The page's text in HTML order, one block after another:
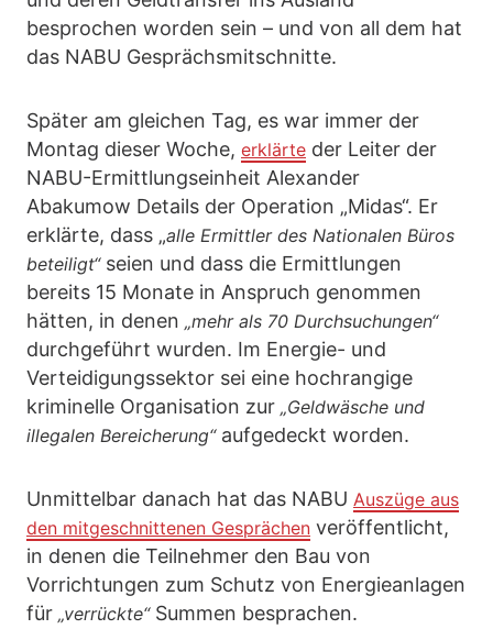
besprochen worden sein – und von all dem hat
das NABU Gesprächsmitschnitte.
Später am gleichen Tag, es war immer der
Montag dieser Woche, erklärte der Leiter der
NABU-Ermittlungseinheit Alexander
Abakumow Details der Operation „Midas“. Er
erklärte, dass „alle Ermittler des Nationalen Büros
beteiligt“seien und dass die Ermittlungen
bereits 15 Monate in Anspruch genommen
hätten, in denen „mehr als 70 Durchsuchungen“
durchgeführt wurden. Im Energie- und
Verteidigungssektor sei eine hochrangige
kriminelle Organisation zur „Geldwäsche und
illegalen Bereicherung“ aufgedeckt worden.
Unmittelbar danach hat das NABU Auszüge aus
den mitgeschnittenen Gesprächen veröffentlicht,
in denen die Teilnehmer den Bau von
Vorrichtungen zum Schutz von Energieanlagen
für „verrückte“ Summen besprachen.